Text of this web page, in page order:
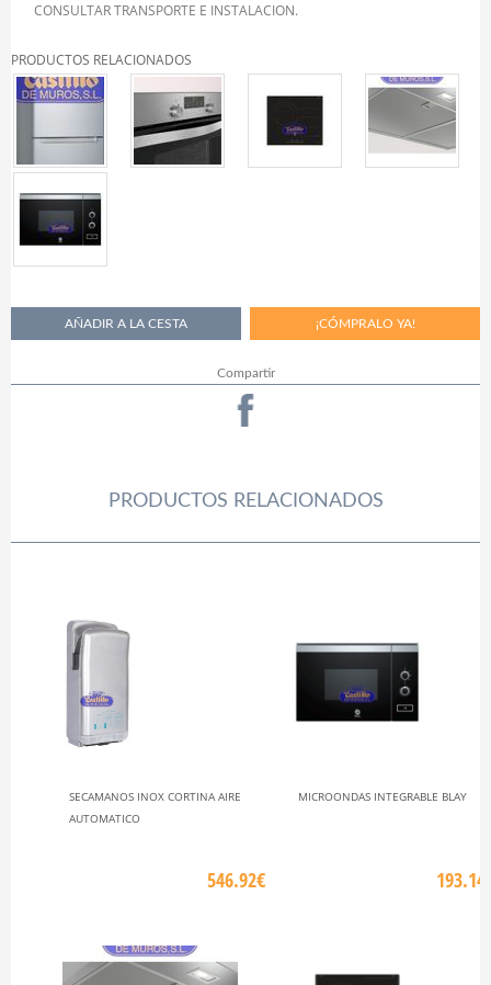
CONSULTAR TRANSPORTE E INSTALACION.
PRODUCTOS RELACIONADOS
Compartir
PRODUCTOS RELACIONADOS
SECAMANOS INOX CORTINA AIRE
AUTOMATICO
546.92€
MICROONDAS INTEGRABLE BLAY